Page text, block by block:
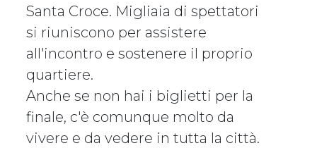
Santa Croce. Migliaia di spettatori
si riuniscono per assistere
all'incontro e sostenere il proprio
quartiere.
Anche se non hai i biglietti per la
finale, c'è comunque molto da
vivere e da vedere in tutta la città.